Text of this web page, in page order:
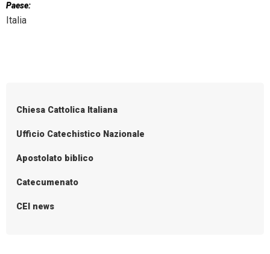
Paese:
Italia
Chiesa Cattolica Italiana
Ufficio Catechistico Nazionale
Apostolato biblico
Catecumenato
CEI news